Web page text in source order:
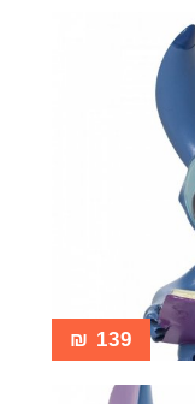
139
₪